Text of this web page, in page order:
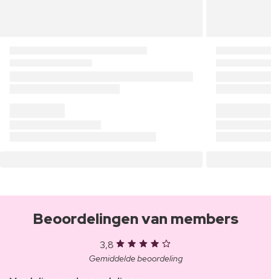
Beoordelingen van members
3,8
Gemiddelde beoordeling